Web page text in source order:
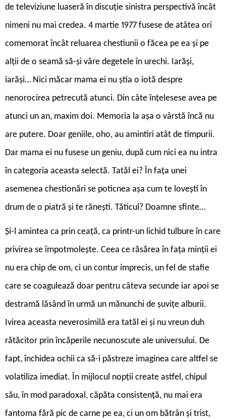
de televiziune luaseră în discuție sinistra perspectivă încât
nimeni nu mai credea. 4 martie 1977 fusese de atâtea ori
comemorat încât reluarea chestiunii o făcea pe ea și pe
alții de o seamă să-și vâre degetele în urechi. Iarăși,
iarăși… Nici măcar mama ei nu știa o iotă despre
nenorocirea petrecută atunci. Din câte înțelesese avea pe
atunci un an, maxim doi. Memoria la așa o vârstă încă nu
are putere. Doar geniile, oho, au amintiri atât de timpurii.
Dar mama ei nu fusese un geniu, după cum nici ea nu intra
în categoria aceasta selectă. Tatăl ei? În fața unei
asemenea chestionări se poticnea așa cum te lovești în
drum de o piatră și te rănești. Tăticul? Doamne sfinte…
Și-l amintea ca prin ceață, ca printr-un lichid tulbure în care
privirea se împotmolește. Ceea ce răsărea în fața minții ei
nu era chip de om, ci un contur imprecis, un fel de stafie
care se coagulează doar pentru câteva secunde iar apoi se
destramă lăsând în urmă un mănunchi de șuvițe alburii.
Ivirea aceasta neverosimilă era tatăl ei și nu vreun duh
rătăcitor prin încăperile necunoscute ale universului. De
fapt, închidea ochii ca să-i păstreze imaginea care altfel se
volatiliza imediat. În mijlocul nopții create astfel, chipul
său, în mod paradoxal, căpăta consistență, nu mai era
fantoma fără pic de carne pe ea, ci un om bătrân și trist,